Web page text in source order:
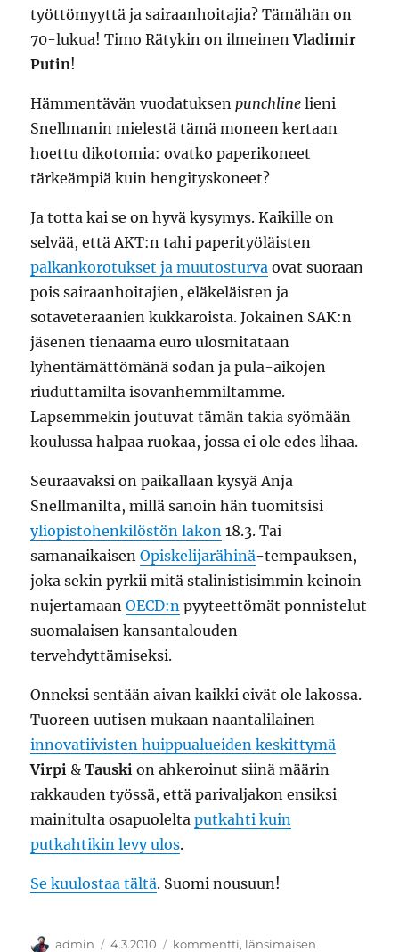
työttömyyttä ja sairaanhoitajia? Tämähän on
70-lukua! Timo Rätykin on ilmeinenVladimir
Putin!
Hämmentävän vuodatuksenpunchline lieni
Snellmanin mielestä tämä moneen kertaan
hoettu dikotomia: ovatko paperikoneet
tärkeämpiä kuin hengityskoneet?
Ja totta kai se on hyvä kysymys. Kaikille on
selvää, että AKT:n tahi paperityöläisten
palkankorotukset ja muutosturva ovat suoraan
pois sairaanhoitajien, eläkeläisten ja
sotaveteraanien kukkaroista. Jokainen SAK:n
jäsenen tienaama euro ulosmitataan
lyhentämättömänä sodan ja pula-aikojen
riuduttamilta isovanhemmiltamme.
Lapsemmekin joutuvat tämän takia syömään
koulussa halpaa ruokaa, jossa ei ole edes lihaa.
Seuraavaksi on paikallaan kysyä Anja
Snellmanilta, millä sanoin hän tuomitsisi
yliopistohenkilöstön lakon 18.3. Tai
samanaikaisenOpiskelijarähinä-tempauksen,
joka sekin pyrkii mitä stalinistisimmin keinoin
nujertamaanOECD:n pyyteettömät ponnistelut
suomalaisen kansantalouden
tervehdyttämiseksi.
Onneksi sentään aivan kaikki eivät ole lakossa.
Tuoreen uutisen mukaan naantalilainen
innovatiivisten huippualueiden keskittymä
Virpi &Tauski on ahkeroinut siinä määrin
rakkauden työssä, että parivaljakon ensiksi
mainitulta osapuoleltaputkahti kuin
putkahtikin levy ulos.
Se kuulostaa tältä. Suomi nousuun!
Kirjoittaja
admin Julkaistu
4.3.2010 Kategoriat
kommentti, länsimaisen